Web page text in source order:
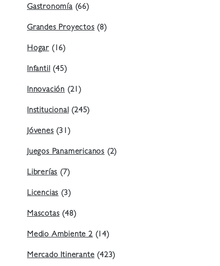
Gastronomía(66)
Grandes Proyectos (8)
Hogar (16)
Infantil (45)
Innovación (21)
Institucional (245)
Jóvenes (31)
Juegos Panamericanos (2)
Librerías (7)
Licencias (3)
Mascotas (48)
Medio Ambiente 2(14)
Mercado Itinerante (423)